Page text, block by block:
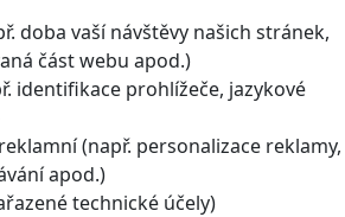
doba vaší návštěvy našich stránek,
část webu apod.)
identifikace prohlížeče, jazykové
(např. personalizace reklamy,
apod.)
technické účely)